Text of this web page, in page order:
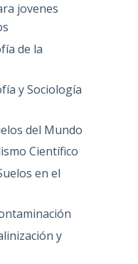
jovenes
de la
y Sociología
del Mundo
Científico
en el
y